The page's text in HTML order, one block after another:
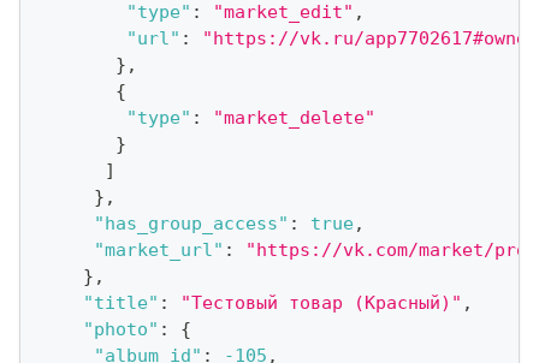
"type" : "market_edit" ,
"url" :
"https://vk.ru/
} ,
{
"type" :
"market_delete"
}
]
} ,
"has_group_access" : true,
"market_url" :
"https://vk.com/market/
} ,
"title" : "Тестовый товар (Красный)" ,
"photo" :
{
"album_id" : -105 ,